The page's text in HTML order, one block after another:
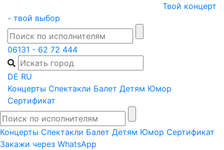
content
Твой концерт
- твой выбор
06131 - 62 72 444
DE RU
Концерты Спектакли Балет Детям Юмор
Сертификат
Концерты Спектакли Балет Детям Юмор Сертификат
Закажи через WhatsApp